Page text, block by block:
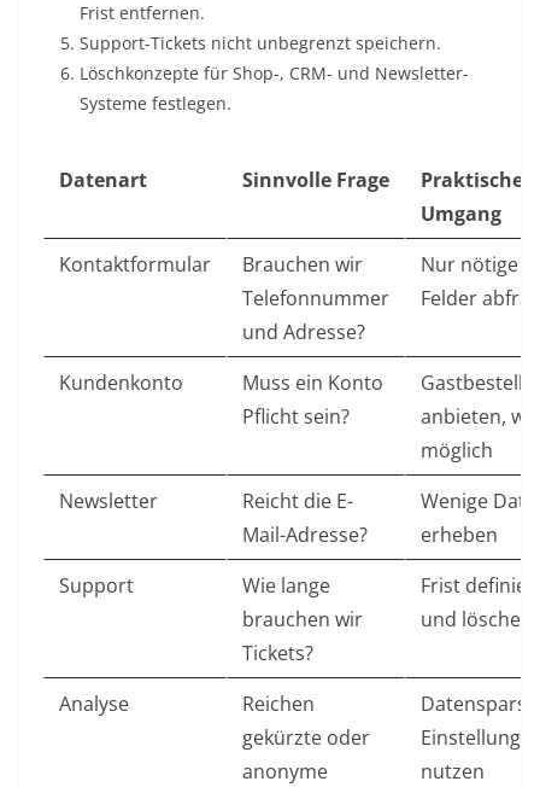
Frist entfernen.
Support-Tickets nicht unbegrenzt speichern.
Löschkonzepte für Shop-, CRM- und Newsletter-
Systeme festlegen.
Datenart Sinnvolle Frage
Praktischer
Umgang
Kontaktformular
Brauchen wir
Telefonnummer
und Adresse?
Nur nötige
Felder
Kundenkonto
Muss ein Konto
Pflicht sein?
anbieten,
möglich
Newsletter
Reicht die E-
Mail-Adresse?
Wenige
erheben
Support
Wie lange
brauchen wir
Tickets?
Frist
und löschen
Analyse
Reichen
gekürzte oder
anonyme
nutzen